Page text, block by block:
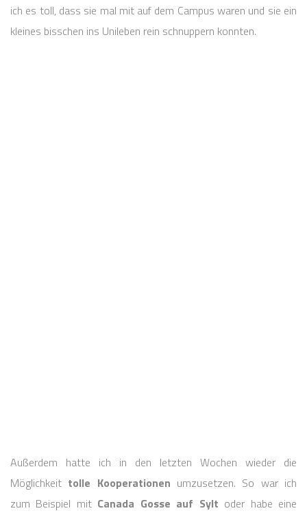
ich es toll, dass sie mal mit auf dem Campus waren und sie ein
kleines bisschen ins Unileben rein schnuppern konnten.
Außerdem hatte ich in den letzten Wochen wieder die
Möglichkeit tolle Kooperationen umzusetzen. So war ich
zum Beispiel mit Canada Gosse auf Sylt oder habe eine